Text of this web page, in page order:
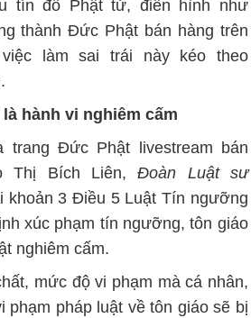
tín đồ Phật tử, điển hình như
thành Đức Phật bán hàng trên
việc làm sai trái này kéo theo
hành vi nghiêm cấm
trang Đức Phật livestream bán
Thị Bích Liên,Đoàn Luật sư
khoản 3 Điều 5 Luật Tín ngưỡng
xúc phạm tín ngưỡng, tôn giáo
nghiêm cấm.
mức độ vi phạm mà cá nhân,
phạm pháp luật về tôn giáo sẽ bị